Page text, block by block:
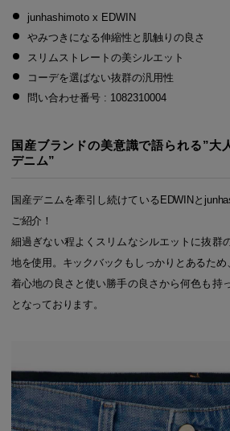
junhashimoto x EDWIN
やみつきになる伸縮性と肌触りの良さ
スリムストレートの美シルエット
コーデを選ばない抜群の汎用性
問い合わせ番号 : 1082310004
国産ブランドの美意識で語られる”大
デニム”
国産デニムを牽引し続けているEDWINと
ご紹介！
細過ぎない程よくスリムなシルエットに抜群
地を使用。キックバックもしっかりとあるた
着心地の良さと使い勝手の良さから何色も持
となっております。